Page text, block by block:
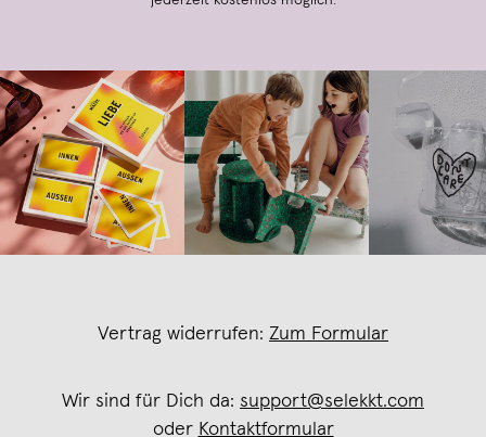
Vertrag widerrufen: Zum Formular
Wir sind für Dich da: support@selekkt.com
oder Kontaktformular